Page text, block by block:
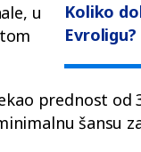
Koliko
u
prednost od
šansu